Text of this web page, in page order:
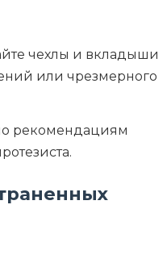
чехлы и вкладыши
или чрезмерного
рекомендациям